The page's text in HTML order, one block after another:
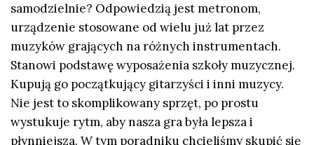
samodzielnie? Odpowiedzią jest metronom,
urządzenie stosowane od wielu już lat przez
muzyków grających na różnych instrumentach.
Stanowi podstawę wyposażenia szkoły muzycznej.
Kupują go początkujący gitarzyści i inni muzycy.
Nie jest to skomplikowany sprzęt, po prostu
wystukuje rytm, aby nasza gra była lepsza i
płynniejsza. W tym poradniku chcieliśmy skupić się